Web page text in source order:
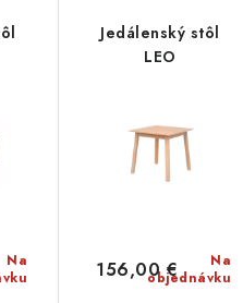
Na
Jedálenský stôl
LEO
Na
objednávku
156,00 €